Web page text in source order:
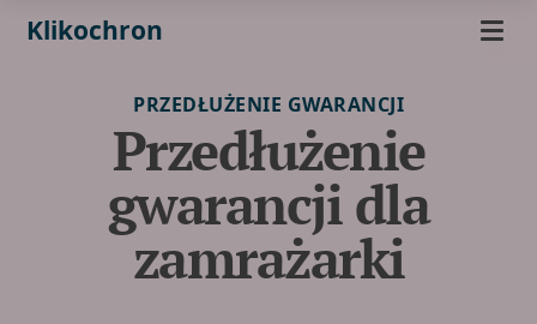
Klikochron
PRZEDŁUŻENIE GWARANCJI
Przedłużenie
gwarancji dla
zamrażarki